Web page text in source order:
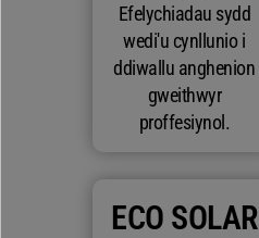
Efelychiadau sydd
wedi'u cynllunio i
ddiwallu anghenion
gweithwyr
proffesiynol.
ECO SOLAR